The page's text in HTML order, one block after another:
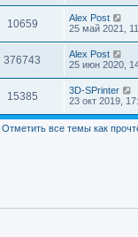
10659
Alex Post
25 май 2021,
376743
Alex Post
25 июн 2020,
15385
3D-SPrinter
23 окт 2019,
Отметить все темы как